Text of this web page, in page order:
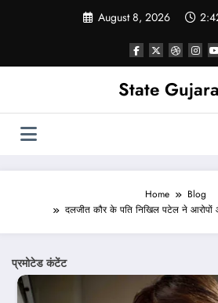
August 8, 2026
State
Home
Blog
दलजीत कौर के पति निखिल पटेल ने आरोपों